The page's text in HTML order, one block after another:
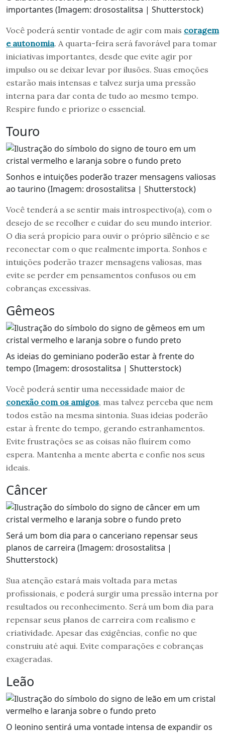
importantes (Imagem: drosostalitsa | Shutterstock)
Você poderá sentir vontade de agir com mais coragem
e autonomia. A quarta-feira será favorável para tomar
iniciativas importantes, desde que evite agir por
impulso ou se deixar levar por ilusões. Suas emoções
estarão mais intensas e talvez surja uma pressão
interna para dar conta de tudo ao mesmo tempo.
Respire fundo e priorize o essencial.
Touro
Sonhos e intuições poderão trazer mensagens valiosas
ao taurino (Imagem: drosostalitsa | Shutterstock)
Você tenderá a se sentir mais introspectivo(a), com o
desejo de se recolher e cuidar do seu mundo interior.
O dia será propício para ouvir o próprio silêncio e se
reconectar com o que realmente importa. Sonhos e
intuições poderão trazer mensagens valiosas, mas
evite se perder em pensamentos confusos ou em
cobranças excessivas.
Gêmeos
As ideias do geminiano poderão estar à frente do
tempo (Imagem: drosostalitsa | Shutterstock)
Você poderá sentir uma necessidade maior de
conexão com os amigos, mas talvez perceba que nem
todos estão na mesma sintonia. Suas ideias poderão
estar à frente do tempo, gerando estranhamentos.
Evite frustrações se as coisas não fluírem como
espera. Mantenha a mente aberta e confie nos seus
ideais.
Câncer
Será um bom dia para o canceriano repensar seus
planos de carreira (Imagem: drosostalitsa |
Shutterstock)
Sua atenção estará mais voltada para metas
profissionais, e poderá surgir uma pressão interna por
resultados ou reconhecimento. Será um bom dia para
repensar seus planos de carreira com realismo e
criatividade. Apesar das exigências, confie no que
construiu até aqui. Evite comparações e cobranças
exageradas.
Leão
O leonino sentirá uma vontade intensa de expandir os